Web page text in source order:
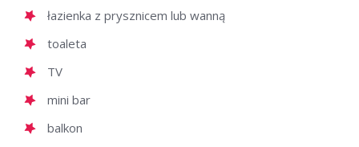
łazienka z prysznicem lub wanną
toaleta
TV
mini bar
balkon